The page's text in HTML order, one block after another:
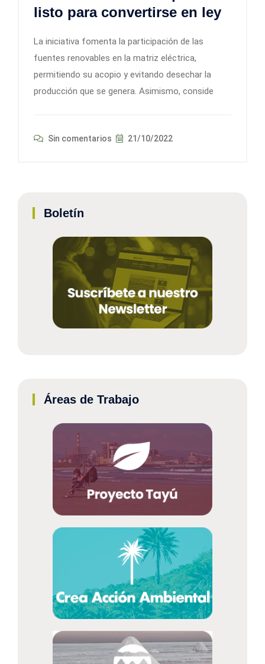
listo para convertirse en ley
La iniciativa fomenta la participación de las
fuentes renovables en la matriz eléctrica,
permitiendo su acopio y evitando desechar la
producción que se genera. Asimismo, conside
Sin comentarios 21/10/2022
Boletín
Áreas de Trabajo